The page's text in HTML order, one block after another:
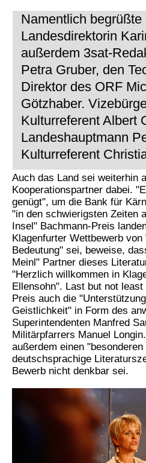
Namentlich begrüßte
Landesdirektorin
außerdem 3sat-
Petra Gruber, den
Direktor des ORF
Götzhaber.
Kulturreferent Albert
Landeshauptmann
Kulturreferent
Auch das Land sei weiterhin
Kooperationspartner dabei.
genügt", um die Bank für
"in den schwierigsten Zeiten
Insel" Bachmann-Preis
Klagenfurter Wettbewerb
Bedeutung" sei, beweise,
Meinl" Partner dieses
"Herzlich willkommen in
Ellensohn". Last but not
Preis auch die
Geistlichkeit" in Form des
Superintendenten Manfred
Militärpfarrers Manuel
außerdem einen
deutschsprachige
Bewerb nicht denkbar sei.